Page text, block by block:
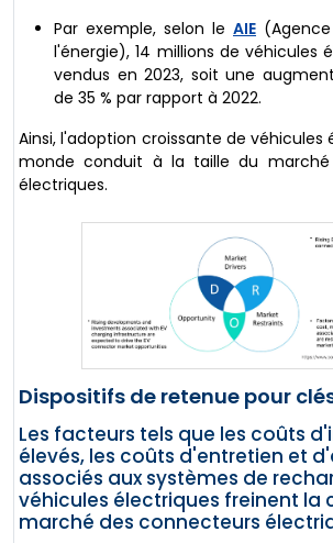
Par exemple, selon le AIE
l'énergie), 14 millions de véhicules
vendus en 2023, soit une
de 35 % par rapport à 2022.
Ainsi, l'adoption croissante de véhicules
monde conduit à la taille du marché
électriques.
Dispositifs de retenue pour
Les facteurs tels que les coûts
élevés, les coûts d'entretien et
associés aux systèmes de
véhicules électriques freinent la
marché des connecteurs